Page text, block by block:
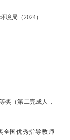
境局 （2024）
奖（第二完成人，
全国优秀指导教师